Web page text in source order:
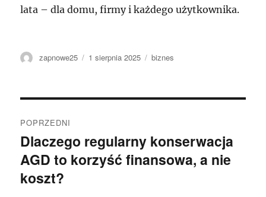
lata – dla domu, firmy i każdego użytkownika.
Autor
zapnowe25
Data
1 sierpnia 2025 Kategorie
biznes
wpisu
POPRZEDNI
Poprzedni
wpis:
Dlaczego regularny konserwacja
AGD to korzyść finansowa, a nie
koszt?